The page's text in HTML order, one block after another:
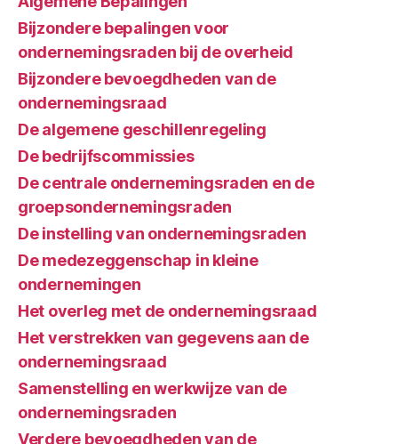
Bijzondere bepalingen voor
ondernemingsraden bij de overheid
Bijzondere bevoegdheden van de
ondernemingsraad
De algemene geschillenregeling
De bedrijfscommissies
De centrale ondernemingsraden en de
groepsondernemingsraden
De instelling van ondernemingsraden
De medezeggenschap in kleine
ondernemingen
Het overleg met de ondernemingsraad
Het verstrekken van gegevens aan de
ondernemingsraad
Samenstelling en werkwijze van de
ondernemingsraden
Verdere bevoegdheden van de